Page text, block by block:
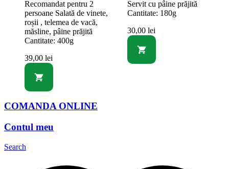
Recomandat pentru 2
persoane Salată de vinete,
roșii , telemea de vacă,
măsline, pâine prăjită
Cantitate: 400g
39,00 lei
Servit cu pâine prăjită
Cantitate: 180g
30,00 lei
COMANDA ONLINE
Contul meu
Search